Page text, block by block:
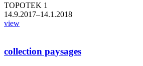
TOPOTEK 1
14.9.2017–14.1.2018
view
collection paysages